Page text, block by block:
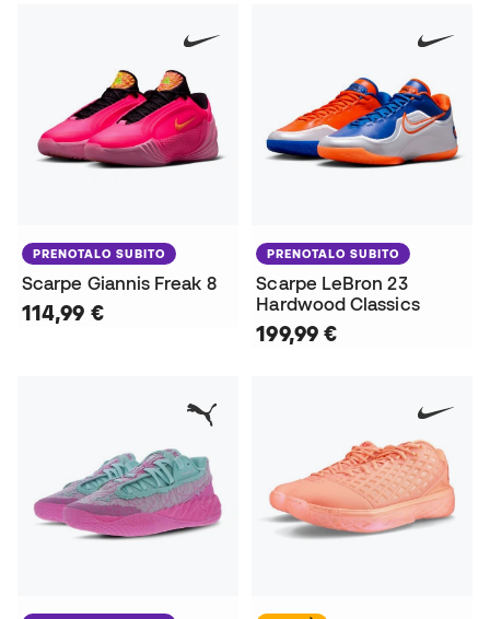
PRENOTALO SUBITO
Scarpe Giannis Freak 8
114,99 €
PRENOTALO SUBITO
Scarpe LeBron 23
Hardwood Classics
199,99 €